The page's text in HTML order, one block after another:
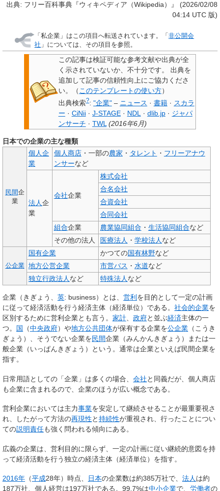
出典: フリー百科事典『ウィキペディア（Wikipedia）』 (2026/02/08
04:14 UTC 版)
「私企業 」はこの項目へ転送されています。「非公開会
社 」については、その項目を参照。
この記事は検証可能な参考文献や出典が全
く示されていないか、不十分です。
出典を
追加して記事の信頼性向上にご協力くださ
い。
（ このテンプレートの使い方）
出典検索?: "企業"– ニュース · 書籍 · スカラ
ー · CiNii · J-STAGE · NDL · dlib.jp · ジャパ
ンサーチ · TWL (2016年6月)
日本での企業の主な種類
民間企
業
個人企
業
個人商店・一部の農家 ・ タレント ・ フリーアナウ
ンサーなど
法人企
業
会社企業
株式会社
合名会社
合資会社
合同会社
組合企業 農業協同組合 ・ 生活協同組合など
その他の法人
医療法人 ・ 学校法人 など
公企業
国有企業 かつての国有林野など
地方公営企業
市営バス ・ 水道など
独立行政法人 など 特殊法人 など
企業 （きぎょう、 英: business）とは、 営利 を目的として一定の計画
に従って経済活動を行う経済主体（経済単位）である。 社会的企業を
区別するために営利企業とも言う。 家計 政府と並ぶ経済主体の一
つ。 国 （中央政府）や地方公共団体が保有する企業を公企業 （こうき
ぎょう）、そうでない企業を民間企業 （みんかんきぎょう）または一
般企業 （いっぱんきぎょう）という。通常は企業といえば民間企業を
指す。
日常用語としての「企業」は多くの場合、 会社と同義だが、個人商店
も企業に含まれるので、企業のほうが広い概念である。
営利企業においては主力事業を安定して継続させることが最重要視さ
れ、したがって方法の再現性と持続性が重視され、行ったことについ
ての説明責任も強く問われる傾向にある。
広義の企業は、営利目的に限らず、一定の計画に従い継続的意図を持
って経済活動を行う独立の経済主体（経済単位）を指す。
2016年 （平成28年）時点、 日本の企業数は約385万社で、 法人は約
187万社、個人経営は197万社である。99.7%は中小企業で、 労働者の